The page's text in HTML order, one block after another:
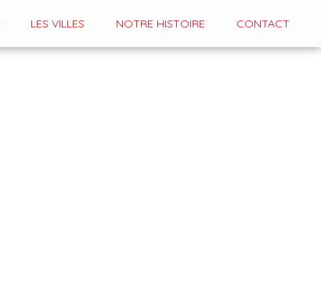
LES VILLES NOTRE HISTOIRE CONTACT